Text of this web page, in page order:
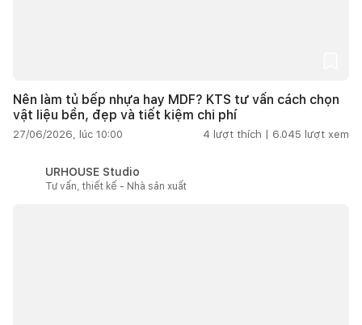
Nên làm tủ bếp nhựa hay MDF? KTS tư vấn cách chọn
vật liệu bền, đẹp và tiết kiệm chi phí
27/06/2026, lúc 10:00 4 lượt thích | 6.045 lượt xem
URHOUSE Studio
Tư vấn, thiết kế - Nhà sản xuất